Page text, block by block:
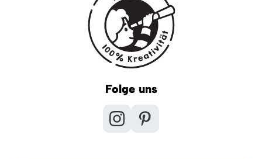
Folge uns